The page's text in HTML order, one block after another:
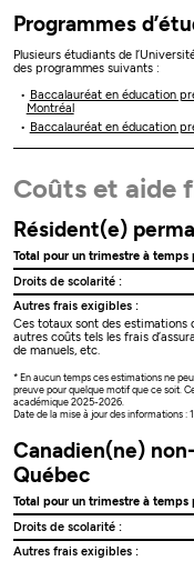
Programmes
Plusieurs étudiants de
des programmes suivants :
Baccalauréat en éducation
Montréal
Baccalauréat en éducation
Coûts et aide
Résident(e)
Total pour un trimestre à temps
Droits de scolarité :
Autres frais exigibles :
Ces totaux sont des
autres coûts tels les frais
de manuels, etc.
* En aucun temps ces estimations ne
preuve pour quelque motif que ce soit.
académique 2025-2026.
Date de la mise à jour des informations :
Canadien(ne)
Québec
Total pour un trimestre à temps
Droits de scolarité :
Autres frais exigibles :